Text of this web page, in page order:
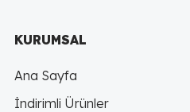
KURUMSAL
Ana Sayfa
İndirimli Ürünler